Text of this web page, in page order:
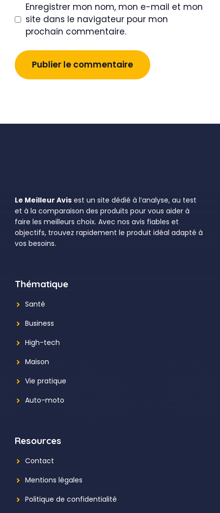
Enregistrer mon nom, mon e-mail et mon
site dans le navigateur pour mon
prochain commentaire.
Le Meilleur Avis est un site dédié à l’analyse, au test
et à la comparaison des produits pour vous aider à
faire les meilleurs choix. Avec nos avis fiables et
objectifs, trouvez rapidement le produit idéal adapté à
vos besoins.
Thématique
Santé
Business
High-tech
Maison
Vie pratique
Auto-moto
Resources
Contact
Mentions légales
Politique de confidentialité